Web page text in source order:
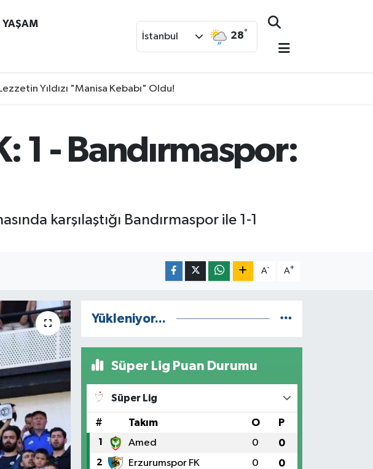
YAŞAM
İstanbul 28°
Yıldızı "Manisa Kebabı" Oldu!
1 - Bandırmaspor:
karşılaştığı Bandırmaspor ile 1-1
A- A+
Yükleniyor...
Süper Lig Puan Durumu
Süper Lig
# Takım O P
1 Amed 0 0
2 Erzurumspor FK 0 0